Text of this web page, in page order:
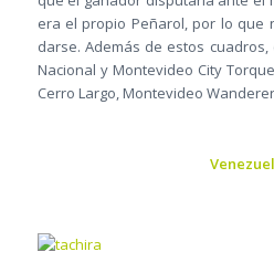
era el propio Peñarol, por lo que
darse. Además de estos
Nacional y Montevideo City
Cerro Largo, Montevideo